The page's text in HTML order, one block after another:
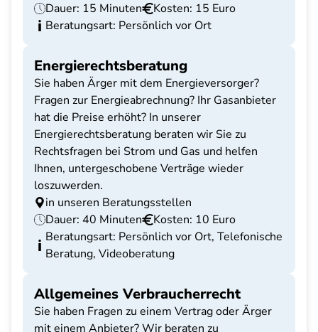
Dauer: 15 Minuten
Kosten: 15 Euro
Beratungsart: Persönlich vor Ort
Energierechtsberatung
Sie haben Ärger mit dem Energieversorger?
Fragen zur Energieabrechnung? Ihr Gasanbieter
hat die Preise erhöht? In unserer
Energierechtsberatung beraten wir Sie zu
Rechtsfragen bei Strom und Gas und helfen
Ihnen, untergeschobene Verträge wieder
loszuwerden.
in unseren Beratungsstellen
Dauer: 40 Minuten
Kosten: 10 Euro
Beratungsart: Persönlich vor Ort, Telefonische
Beratung, Videoberatung
Allgemeines Verbraucherrecht
Sie haben Fragen zu einem Vertrag oder Ärger
mit einem Anbieter? Wir beraten zu